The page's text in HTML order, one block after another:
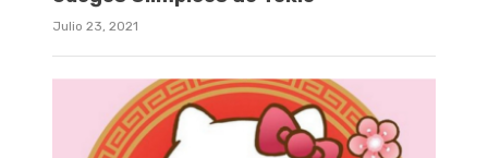
Julio 23, 2021